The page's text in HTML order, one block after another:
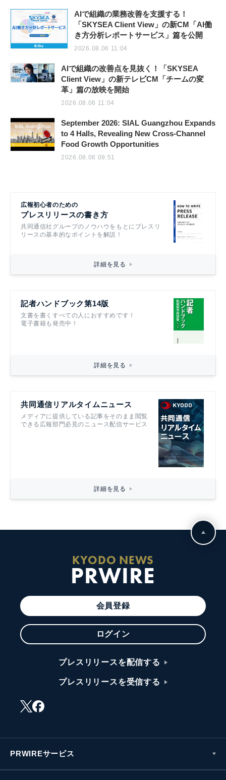
AIで組織の業務改善を支援する！
「SKYSEA Client View」の新CM「AI働
き方分析レポートサービス」篇を公開
2026.08.06 11:04
AIで組織の改善点を見抜く！「SKYSEA
Client View」の新テレビCM「チームの変
革」篇の放映を開始
2026.08.06 11:04
September 2026: SIAL Guangzhou Expands
to 4 Halls, Revealing New Cross-Channel
Food Growth Opportunities
2026.08.06 09:51
広報初心者のための
プレスリリースの書き方
共同通信社グループのノウハウをもとにプレスリ
リースの基本的なポイントを解説！
詳細を見る
記者ハンドブック第14版
文書を書くすべての人におすすめです！
電子書籍も発売中！
詳細を見る
共同通信リアルタイムニュース
メディアに提供している記事をそのまま閲覧
できる広報部門必見のニュース配信サービス
詳細を見る
KYODO NEWS
PRWIRE
会員登録
ログイン
プレスリリースを配信する
プレスリリースを受信する
PRWIREサービス